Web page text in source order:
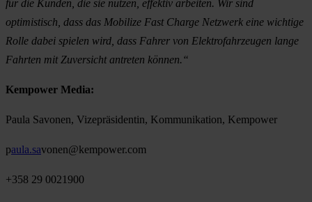
für die Kunden, die sie nutzen, effektiv arbeiten. Wir sind
optimistisch, dass das Mobilize Fast Charge Netzwerk eine wichtige
Rolle dabei spielen wird, dass Fahrer von Elektrofahrzeugen lange
Fahrten mit Zuversicht antreten können.“
Kempower Media:
Paula Savonen, Vizepräsidentin, Kommunikation, Kempower
paula.savonen@kempower.com
+358 29 0021900